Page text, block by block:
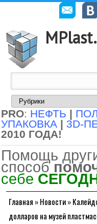
PRO: НЕФТЬ |
УПАКОВКА | 3D-
2010 ГОДА!
Помощь
способ
себе
Главная »Новости»
долларов на музей